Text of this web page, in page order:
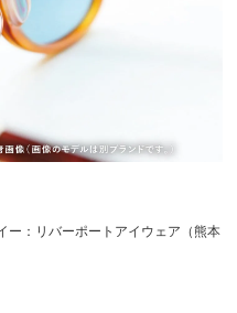
：リバーポートアイウェア（熊本